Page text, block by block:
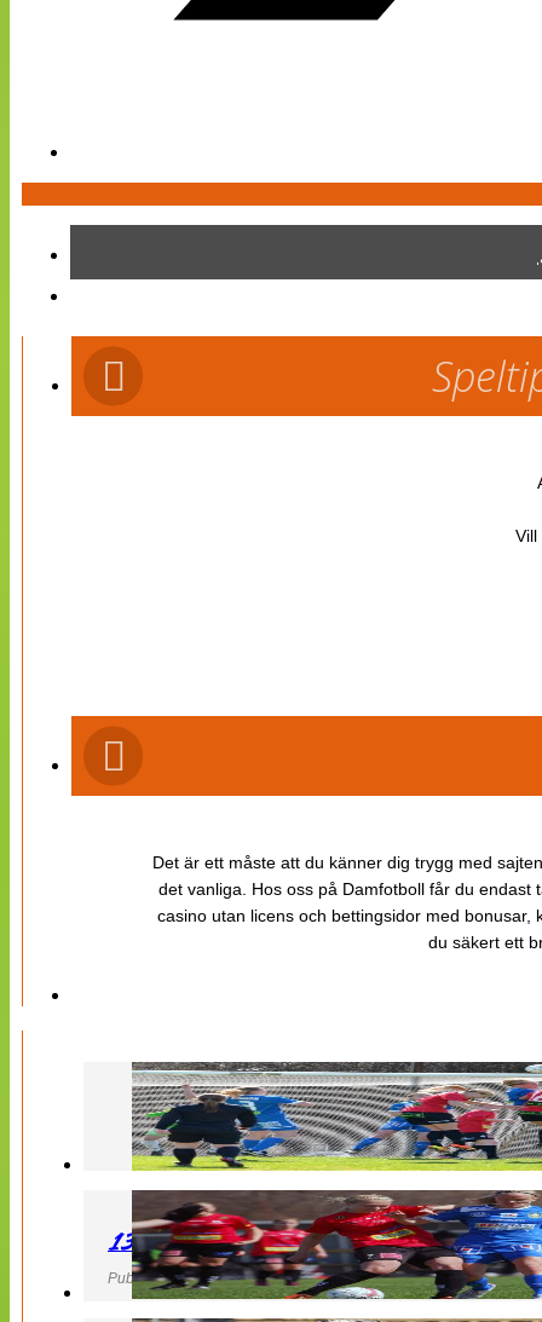
Vill
Det är ett måste att du känner dig trygg med
det vanliga. Hos oss på Damfotboll får du
casino utan licens och bettingsidor med
du säkert ett
130427 LB 07 – QBIK
Publicerad 27 April 2013, 22:40